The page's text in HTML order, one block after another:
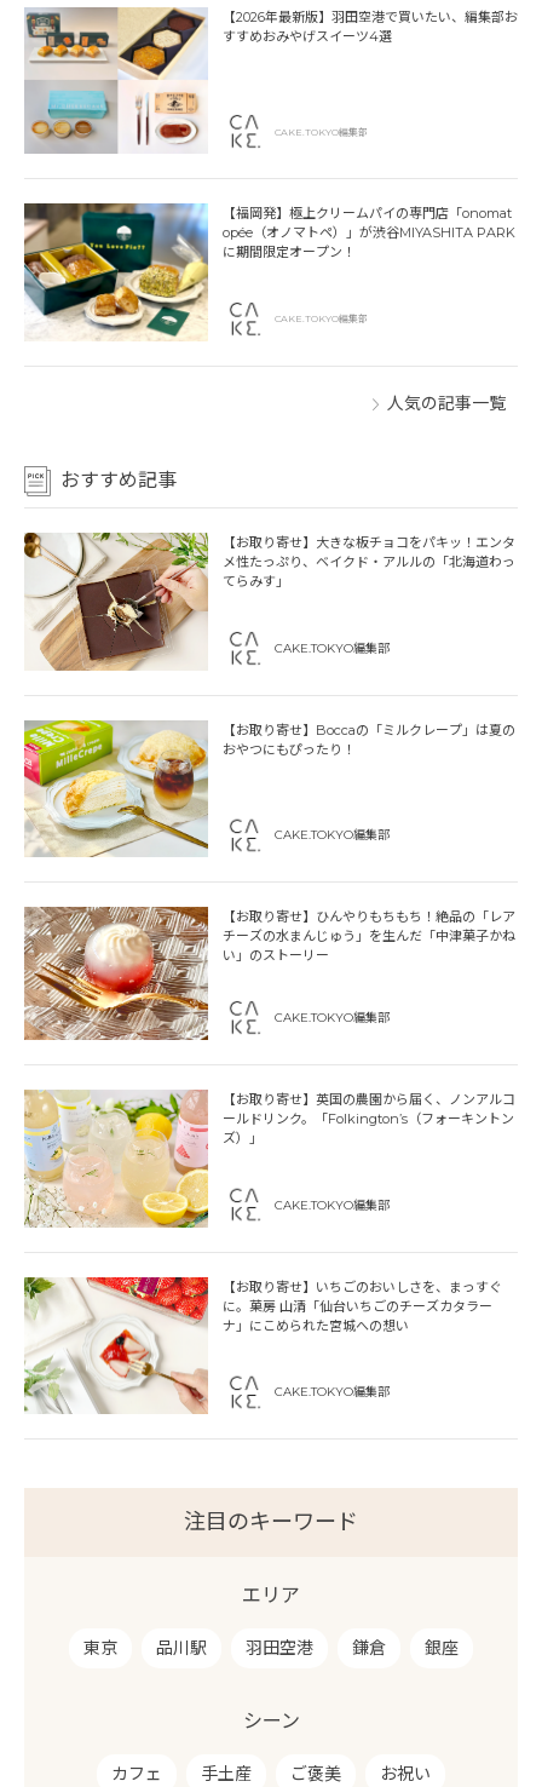
【2026年最新版】羽田空港で買いたい、編集部お
すすめおみやげスイーツ4選
CAKE.TOKYO編集部
【福岡発】極上クリームパイの専門店「onomat
opée（オノマトペ）」が渋谷MIYASHITA PARK
に期間限定オープン！
CAKE.TOKYO編集部
人気の記事一覧
おすすめ記事
【お取り寄せ】大きな板チョコをパキッ！エンタ
メ性たっぷり、ベイクド・アルルの「北海道わっ
てらみす」
CAKE.TOKYO編集部
【お取り寄せ】Boccaの「ミルクレープ」は夏の
おやつにもぴったり！
CAKE.TOKYO編集部
【お取り寄せ】ひんやりもちもち！絶品の「レア
チーズの水まんじゅう」を生んだ「中津菓子かね
い」のストーリー
CAKE.TOKYO編集部
【お取り寄せ】英国の農園から届く、ノンアルコ
ールドリンク。「Folkington’s（フォーキントン
ズ）」
CAKE.TOKYO編集部
【お取り寄せ】いちごのおいしさを、まっすぐ
に。菓房 山清「仙台いちごのチーズカタラー
ナ」にこめられた宮城への想い
CAKE.TOKYO編集部
注目のキーワード
エリア
東京 品川駅 羽田空港 鎌倉 銀座
シーン
カフェ 手土産 ご褒美 お祝い